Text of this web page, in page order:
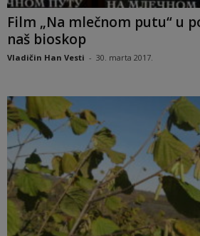
Film „Na mlečnom putu“ u
naš bioskop
Vladičin Han Vesti - 30. marta 2017.